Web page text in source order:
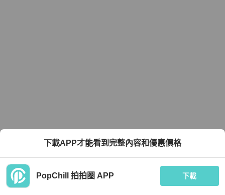
下載APP才能看到完整內容和優惠價格
PopChill 拍拍圈 APP 下載